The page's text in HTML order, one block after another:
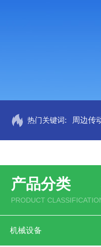
热门关键词: 周边传
产品分类
PRODUCT
机械设备